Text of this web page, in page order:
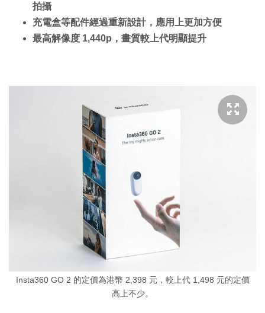
拍攝
充電盒等配件經過重新設計，應用上更加方便
最高解像度 1,440p，畫質較上代明顯提升
Insta360 GO 2 的定價為港幣 2,398 元，較上代 1,498 元的定價
高上不少。